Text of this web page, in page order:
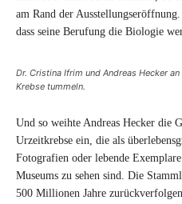
am Rand der
dass seine Berufung die Biologie
Dr. Cristina Ifrim und Andreas Hecker
Krebse tummeln.
Und so weihte Andreas Hecker die
Urzeitkrebse ein, die als
Fotografien oder lebende
Museums zu sehen sind. Die
500 Millionen Jahre